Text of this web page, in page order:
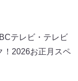
テレビ・テレビ
！2026お正月スペ